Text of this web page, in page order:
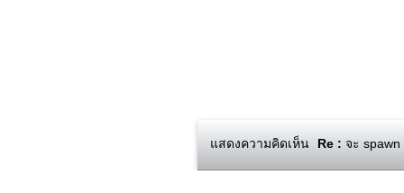
แสดงความคิดเห็น Re : จะ